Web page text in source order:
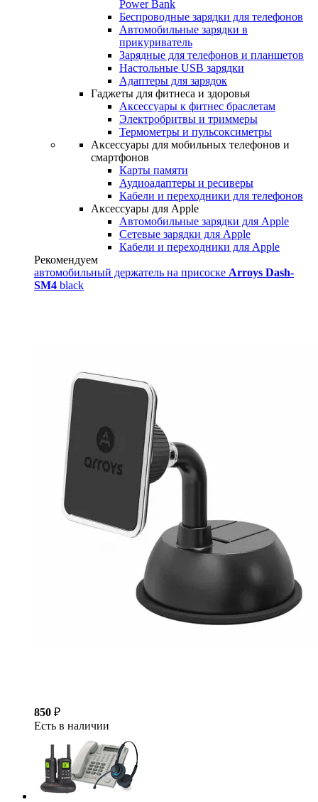
Power Bank
Беспроводные зарядки для телефонов
Автомобильные зарядки в
прикуриватель
Зарядные для телефонов и планшетов
Настольные USB зарядки
Адаптеры для зарядок
Гаджеты для фитнеса и здоровья
Аксессуары к фитнес браслетам
Электробритвы и триммеры
Термометры и пульсоксиметры
Аксессуары для мобильных телефонов и
смартфонов
Карты памяти
Аудиоадаптеры и ресиверы
Кабели и переходники для телефонов
Аксессуары для Apple
Автомобильные зарядки для Apple
Сетевые зарядки для Apple
Кабели и переходники для Apple
Рекомендуем
автомобильный держатель на присоске Arroys Dash-
SM4 black
850 ₽
Есть в наличии